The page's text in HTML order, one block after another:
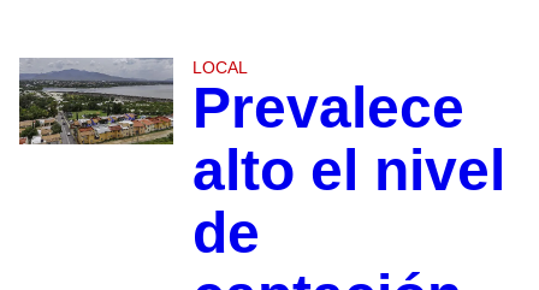
LOCAL
Prevalece
alto el nivel
de